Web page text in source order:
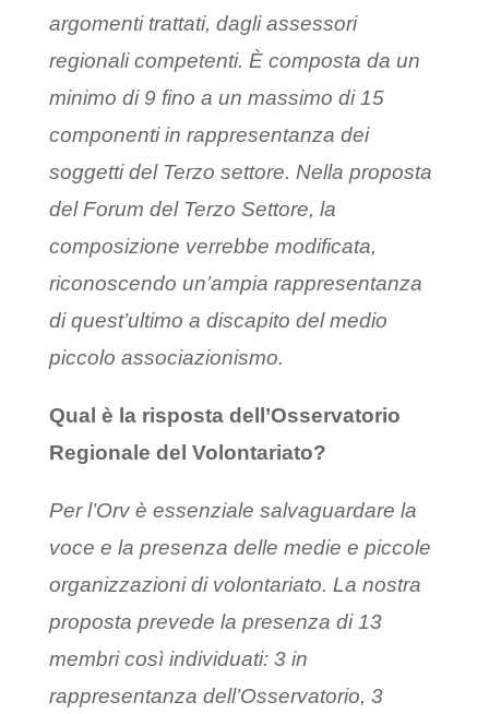
argomenti trattati, dagli assessori
regionali competenti. È composta da un
minimo di 9 fino a un massimo di 15
componenti in rappresentanza dei
soggetti del Terzo settore. Nella proposta
del Forum del Terzo Settore, la
composizione verrebbe modificata,
riconoscendo un’ampia rappresentanza
di quest’ultimo a discapito del medio
piccolo associazionismo.
Qual è la risposta dell’Osservatorio
Regionale del Volontariato?
Per l’Orv è essenziale salvaguardare la
voce e la presenza delle medie e piccole
organizzazioni di volontariato. La nostra
proposta prevede la presenza di 13
membri così individuati: 3 in
rappresentanza dell’Osservatorio, 3